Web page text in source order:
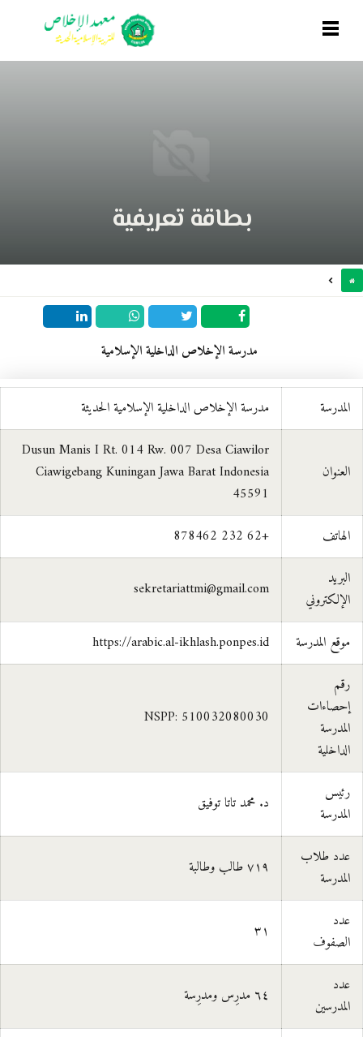
بطاقة تعريفية
مدرسة الإخلاص الداخلية الإسلامية
المدرسة مدرسة الإخلاص الداخلية الإسلامية الحديثة
العنوان
Dusun Manis I Rt. 014 Rw. 007 Desa Ciawilor
Ciawigebang Kuningan Jawa Barat Indonesia
45591
الهاتف
+62 232 878462
البريد
الإلكتروني
sekretariattmi@gmail.com
موقع المدرسة
https://arabic.al-ikhlash.ponpes.id
رقم
إحصاءات
المدرسة
الداخلية
NSPP: 510032080030
رئيس
المدرسة
د. محمد تاتا توفيق
عدد طلاب
المدرسة
٧١٩ طالب وطالبة
عدد
الصفوف
٣١
عدد
المدرسين
٦٤ مدرِس ومدرِسة